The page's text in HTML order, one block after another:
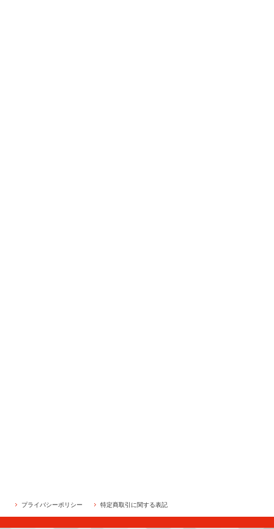
プライバシーポリシー 特定商取引に関する表記